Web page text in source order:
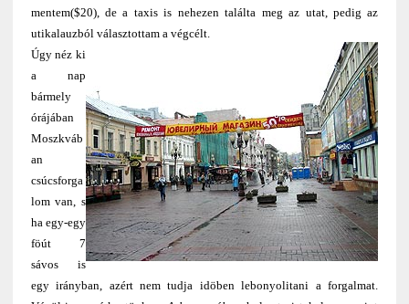
mentem($20), de a taxis is nehezen találta meg az utat, pedig az
utikalauzból választottam a végcélt.
Úgy néz ki
a nap
bármely
órájában
Moszkváb
an
csúcsforga
lom van, s
ha egy-egy
föút 7
sávos is
egy irányban, azért nem tudja idöben lebonyolitani a forgalmat.